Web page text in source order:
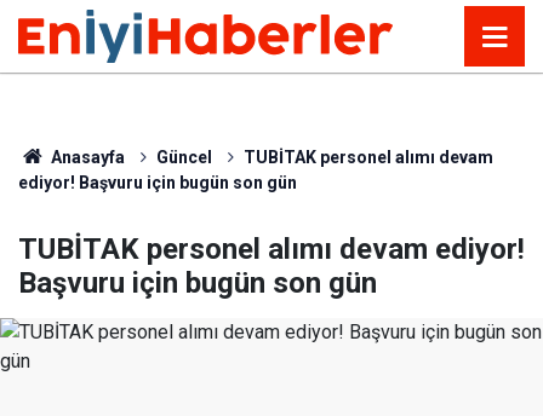
Anasayfa Güncel
TUBİTAK personel alımı devam
ediyor! Başvuru için bugün son gün
TUBİTAK personel alımı devam ediyor!
Başvuru için bugün son gün